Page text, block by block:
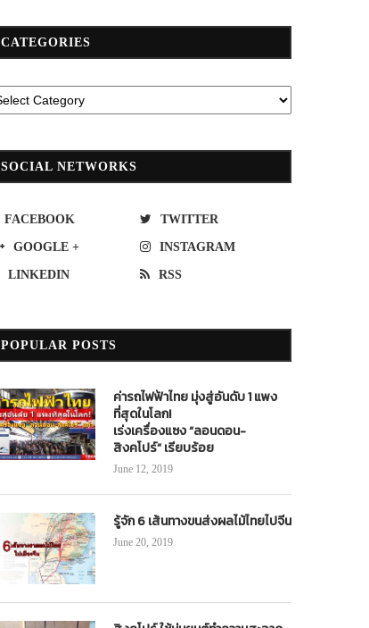
CATEGORIES
SOCIAL NETWORKS
FACEBOOK TWITTER
GOOGLE + INSTAGRAM
LINKEDIN RSS
POPULAR POSTS
ค่ารถไฟฟ้าไทย มุ่งสู่อันดับ 1 แพง
ที่สุดในโลก!
เร่งเครื่องแซง “ลอนดอน-
สิงคโปร์” เรียบร้อย
June 12, 2019
รู้จัก 6 เส้นทางขนส่งผลไม้ไทยไปจีน
June 20, 2019